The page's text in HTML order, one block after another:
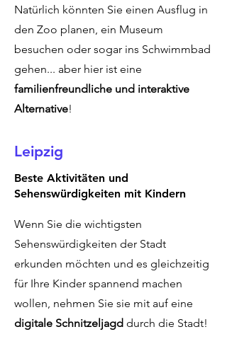
Natürlich könnten Sie einen Ausflug in
den Zoo planen, ein Museum
besuchen oder sogar ins Schwimmbad
gehen... aber hier ist eine
familienfreundliche und interaktive
Alternative!
Leipzig
Beste Aktivitäten und
Sehenswürdigkeiten mit Kindern
Wenn Sie die wichtigsten
Sehenswürdigkeiten der Stadt
erkunden möchten und es gleichzeitig
für Ihre Kinder spannend machen
wollen, nehmen Sie sie mit auf eine
digitale Schnitzeljagd durch die Stadt!